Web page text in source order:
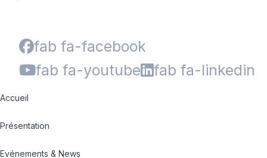
fab fa-facebook
fab fa-youtube
fab fa-linkedin
Accueil
Présentation
Evénements & News